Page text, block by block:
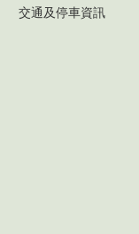
交通及停車資訊